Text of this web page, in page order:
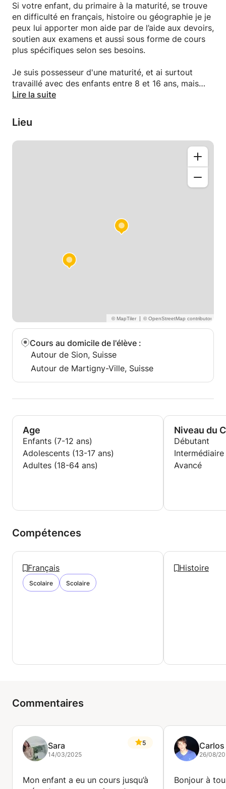
Si votre enfant, du primaire à la maturité, se trouve
en difficulté en français, histoire ou géographie je je
peux lui apporter mon aide par de l’aide aux devoirs,
soutien aux examens et aussi sous forme de cours
plus spécifiques selon ses besoins.
Je suis possesseur d'une maturité, et ai surtout
travaillé avec des enfants entre 8 et 16 ans, mais
aussi avec de jeunes adultes désirant passer des
Je travaille surtout sur le long terme essayant
d'apporter un soutien continu au cours de l'année
pour garantir la réussite de mes élèves dans les
matières que j’enseigne et aussi leur transmettre la
Lire la suite
Lieu
|
Cours au domicile de l'élève :
Autour de Sion, Suisse
Autour de Martigny-Ville, Suisse
Age
Enfants (7-12 ans)
Adolescents (13-17 ans)
Adultes (18-64 ans)
Niveau du
Débutant
Intermédiaire
Avancé
Compétences
Français
Scolaire Scolaire
Histoire
Commentaires
Sara
14/03/2025
5
Mon enfant a eu un cours jusqu’à
Carlos
26/08/
Bonjour à